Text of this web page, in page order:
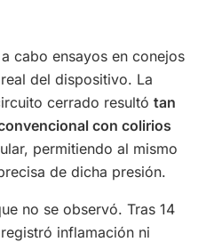
cabo ensayos en conejos
del dispositivo. La
cerrado resultó tan
con colirios
permitiendo al mismo
de dicha presión.
no se observó. Tras 14
inflamación ni